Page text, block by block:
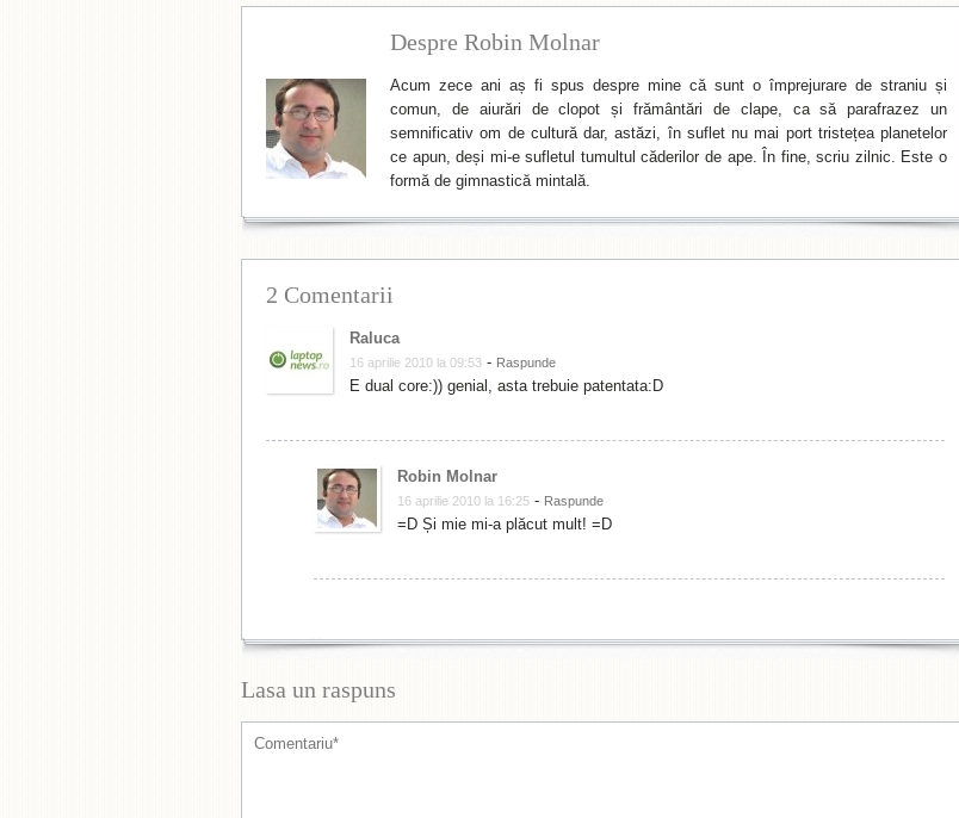
Despre Robin Molnar
Acum zece ani aș fi spus despre mine că sunt o împrejurare de straniu și
comun, de aiurări de clopot și frământări de clape, ca să parafrazez un
semnificativ om de cultură dar, astăzi, în suflet nu mai port tristețea planetelor
ce apun, deși mi-e sufletul tumultul căderilor de ape. În fine, scriu zilnic. Este o
formă de gimnastică mintală.
2 Comentarii
Raluca
16 aprilie 2010 la 09:53 - Raspunde
E dual core:)) genial, asta trebuie patentata:D
Robin Molnar
16 aprilie 2010 la 16:25 - Raspunde
=D Și mie mi-a plăcut mult! =D
Lasa un raspuns